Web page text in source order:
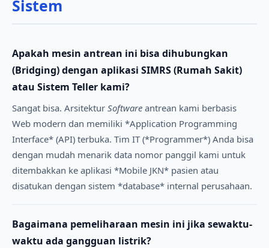
Sistem
Apakah mesin antrean ini bisa dihubungkan
(Bridging) dengan aplikasi SIMRS (Rumah Sakit)
atau Sistem Teller kami?
Sangat bisa. Arsitektur Software antrean kami berbasis
Web modern dan memiliki *Application Programming
Interface* (API) terbuka. Tim IT (*Programmer*) Anda bisa
dengan mudah menarik data nomor panggil kami untuk
ditembakkan ke aplikasi *Mobile JKN* pasien atau
disatukan dengan sistem *database* internal perusahaan.
Bagaimana pemeliharaan mesin ini jika sewaktu-
waktu ada gangguan listrik?